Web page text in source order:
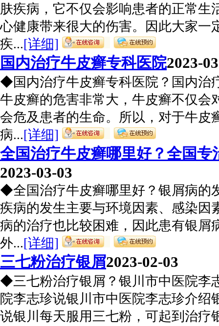
肤疾病，它不仅会影响患者的正常生
心健康带来很大的伤害。因此大家一
疾...[详细]
国内治疗牛皮癣专科医院2023-
◆国内治疗牛皮癣专科医院？国内治
牛皮癣的危害非常大，牛皮癣不仅会
会危及患者的生命。所以，对于牛皮
病...[详细]
全国治疗牛皮癣哪里好？全国专
2023-03-03
◆全国治疗牛皮癣哪里好？银屑病的
疾病的发生主要与环境因素、感染因
病的治疗也比较困难，因此患有银屑
外...[详细]
三七粉治疗银屑2023-02-03
◆三七粉治疗银屑？银川市中医院李
院李志珍说银川市中医院李志珍介绍
说银川每天服用三七粉，可起到治疗